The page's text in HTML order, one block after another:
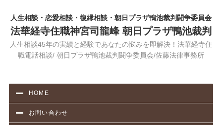
人生相談・恋愛相談・復縁相談・朝日プラザ鴨池裁判闘争委員会
法華経寺住職神宮司龍峰 朝日プラザ鴨池裁判
人生相談45年の実績と経験であなたの悩みを即解決！法華経寺住
職電話相談/ 朝日プラザ鴨池裁判闘争委員会/佐藤法律事務所
HOME
お問い合わせ